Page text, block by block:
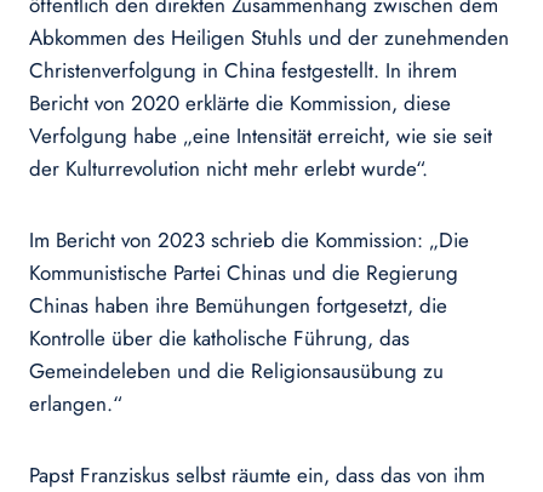
Abkommen des Heiligen Stuhls und der zunehmenden
Christenverfolgung in China festgestellt. In ihrem
Bericht von 2020 erklärte die Kommission, diese
Verfolgung habe „eine Intensität erreicht, wie sie seit
der Kulturrevolution nicht mehr erlebt wurde“.
Im Bericht von 2023 schrieb die Kommission: „Die
Kommunistische Partei Chinas und die Regierung
Chinas haben ihre Bemühungen fortgesetzt, die
Kontrolle über die katholische Führung, das
Gemeindeleben und die Religionsausübung zu
erlangen.“
Papst Franziskus selbst räumte ein, dass das von ihm